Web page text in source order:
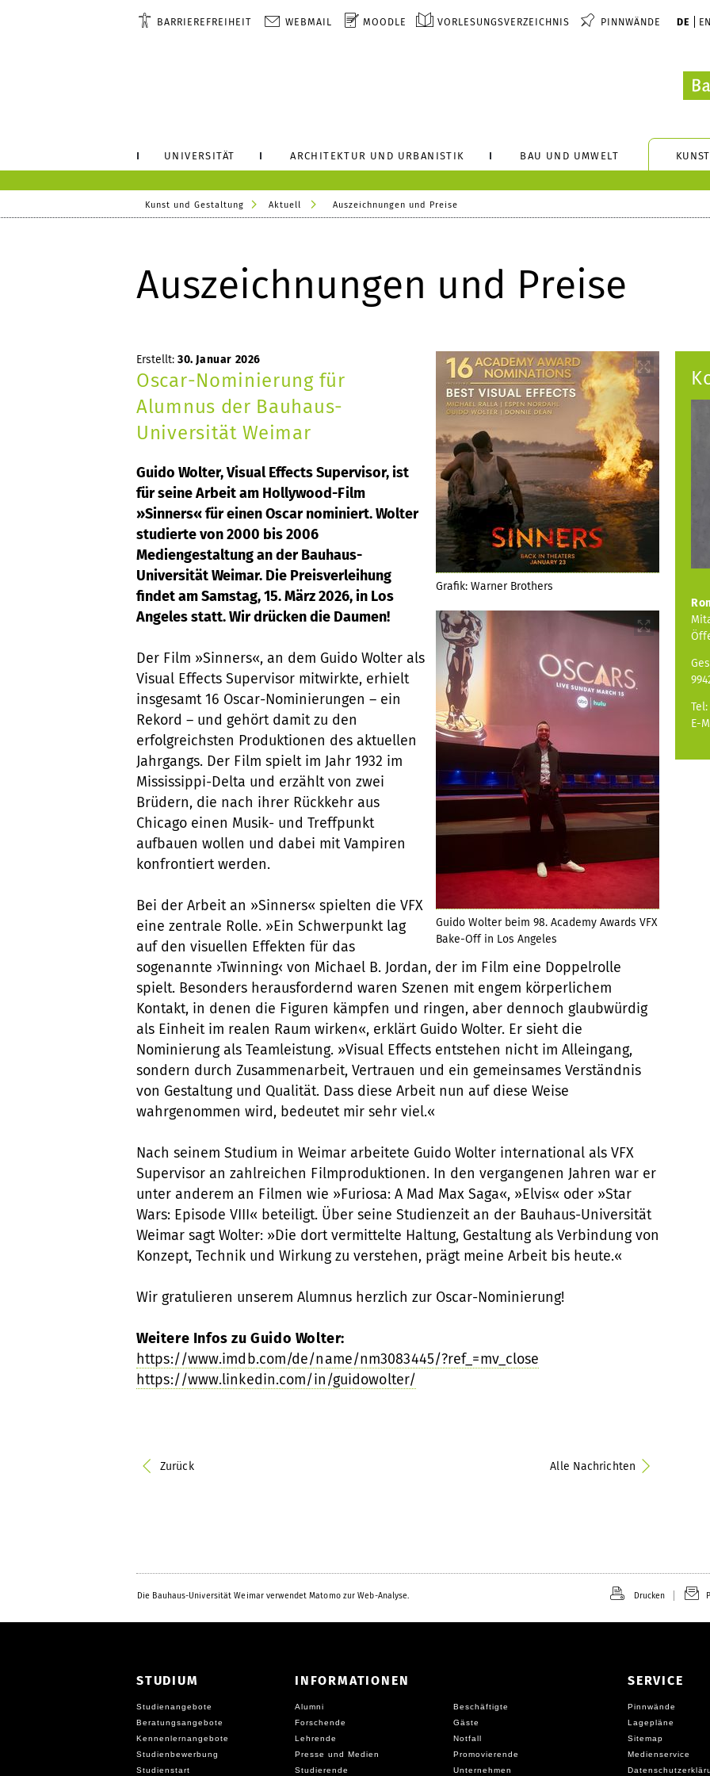
BARRIEREFREIHEIT WEBMAIL MOODLE VORLESUNGSVERZEICHNIS PINNWÄNDE DE EN
UNIVERSITÄT ARCHITEKTUR UND URBANISTIK BAU UND UMWELT
Kunst und Gestaltung Aktuell Auszeichnungen und Preise
Auszeichnungen und Preise
Grafik: Warner Brothers
Guido Wolter beim 98. Academy Awards VFX
Bake-Off in Los Angeles
Erstellt: 30. Januar 2026
Oscar-Nominierung für
Alumnus der Bauhaus-
Universität Weimar
Guido Wolter, Visual Effects Supervisor, ist
für seine Arbeit am Hollywood-Film
»Sinners« für einen Oscar nominiert. Wolter
studierte von 2000 bis 2006
Mediengestaltung an der Bauhaus-
Universität Weimar. Die Preisverleihung
findet am Samstag, 15. März 2026, in Los
Angeles statt. Wir drücken die Daumen!
Der Film »Sinners«, an dem Guido Wolter als
Visual Effects Supervisor mitwirkte, erhielt
insgesamt 16 Oscar-Nominierungen – ein
Rekord – und gehört damit zu den
erfolgreichsten Produktionen des aktuellen
Jahrgangs. Der Film spielt im Jahr 1932 im
Mississippi-Delta und erzählt von zwei
Brüdern, die nach ihrer Rückkehr aus
Chicago einen Musik- und Treffpunkt
aufbauen wollen und dabei mit Vampiren
konfrontiert werden.
Bei der Arbeit an »Sinners« spielten die VFX
eine zentrale Rolle. »Ein Schwerpunkt lag
auf den visuellen Effekten für das
sogenannte ›Twinning‹ von Michael B. Jordan, der im Film eine Doppelrolle
spielt. Besonders herausfordernd waren Szenen mit engem körperlichem
Kontakt, in denen die Figuren kämpfen und ringen, aber dennoch glaubwürdig
als Einheit im realen Raum wirken«, erklärt Guido Wolter. Er sieht die
Nominierung als Teamleistung. »Visual Effects entstehen nicht im Alleingang,
sondern durch Zusammenarbeit, Vertrauen und ein gemeinsames Verständnis
von Gestaltung und Qualität. Dass diese Arbeit nun auf diese Weise
wahrgenommen wird, bedeutet mir sehr viel.«
Nach seinem Studium in Weimar arbeitete Guido Wolter international als VFX
Supervisor an zahlreichen Filmproduktionen. In den vergangenen Jahren war er
unter anderem an Filmen wie »Furiosa: A Mad Max Saga«, »Elvis« oder »Star
Wars: Episode VIII« beteiligt. Über seine Studienzeit an der Bauhaus-Universität
Weimar sagt Wolter: »Die dort vermittelte Haltung, Gestaltung als Verbindung von
Konzept, Technik und Wirkung zu verstehen, prägt meine Arbeit bis heute.«
Wir gratulieren unserem Alumnus herzlich zur Oscar-Nominierung!
Weitere Infos zu Guido Wolter:
https://www.imdb.com/de/name/nm3083445/?ref_=mv_close
https://www.linkedin.com/in/guidowolter/
Zurück Alle Nachrichten
E-
Die Bauhaus-Universität Weimar verwendet Matomo zur Web-Analyse. Drucken
STUDIUM
Studienangebote
Beratungsangebote
Kennenlernangebote
Studienbewerbung
Studienstart
INFORMATIONEN
Alumni
Beschäftigte
Forschende
Gäste
Lehrende
Notfall
Presse und Medien
Promovierende
Studierende
Unternehmen
SERVICE
Pinnwände
Lagepläne
Sitemap
Medienservice